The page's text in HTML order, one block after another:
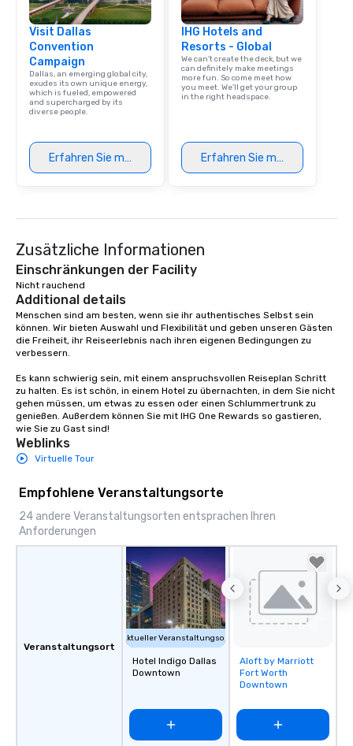
Visit Dallas
Convention
Campaign
Dallas, an emerging global city,
exudes its own unique energy,
which is fueled, empowered
and supercharged by its
diverse people.
Erfahren Sie mehr
IHG Hotels and
Resorts - Global
We can't create the deck, but we
can definitely make meetings
more fun. So come meet how
you meet. We'll get your group
in the right headspace.
Erfahren Sie mehr
Zusätzliche Informationen
Einschränkungen der Facility
Nicht rauchend
Additional details
Menschen sind am besten, wenn sie ihr authentisches Selbst sein
können. Wir bieten Auswahl und Flexibilität und geben unseren Gästen
die Freiheit, ihr Reiseerlebnis nach ihren eigenen Bedingungen zu
verbessern.
Es kann schwierig sein, mit einem anspruchsvollen Reiseplan Schritt
zu halten. Es ist schön, in einem Hotel zu übernachten, in dem Sie nicht
gehen müssen, um etwas zu essen oder einen Schlummertrunk zu
genießen. Außerdem können Sie mit IHG One Rewards so gastieren,
wie Sie zu Gast sind!
Weblinks
Virtuelle Tour
Empfohlene Veranstaltungsorte
24 andere Veranstaltungsorten entsprachen Ihren
Anforderungen
Veranstaltungsort
Aktueller Veranstaltungsort
Hotel Indigo Dallas
Downtown
Removed from
favorites
Aloft by Marriott
Fort Worth
Downtown